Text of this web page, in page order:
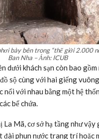
bày bên trong “thế giới 2.000
Ban Nha – Ảnh: ICUB
dưới khách sạn còn bao
sộ cùng với hai giếng
nối với nhau bằng một hệ
bể chứa.
Mã, cơ sở hạ tầng như vậy
đài phun nước trang trí hoặc